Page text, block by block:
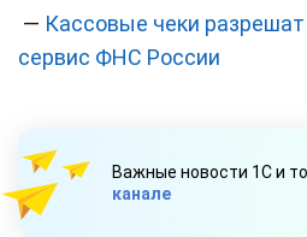
— Кассовые чеки
сервис ФНС России
Важные новости 1С и
канале